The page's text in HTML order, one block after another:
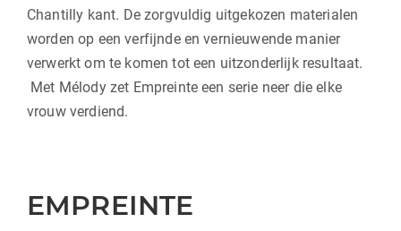
Chantilly kant. De zorgvuldig uitgekozen materialen
worden op een verfijnde en vernieuwende manier
verwerkt om te komen tot een uitzonderlijk resultaat.
Met Mélody zet Empreinte een serie neer die elke
vrouw verdiend.
EMPREINTE